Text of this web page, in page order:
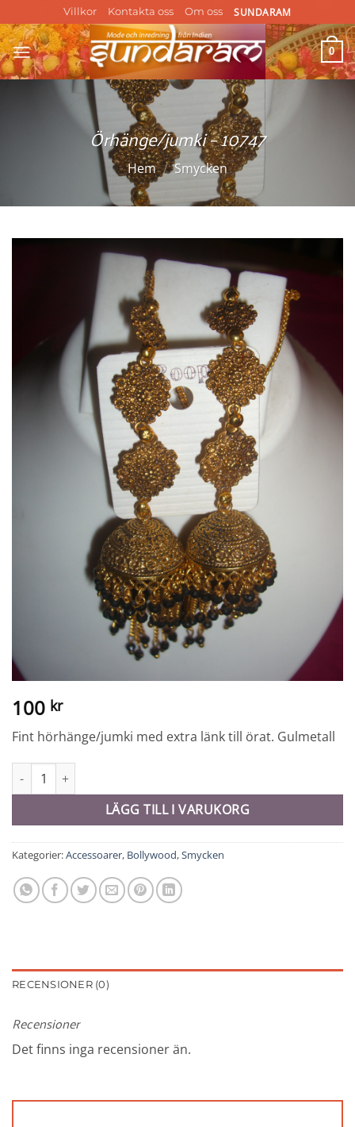
to
content
Villkor Kontakta oss Om oss SUNDARAM
0
Örhänge/jumki – 10747
Hem / Smycken
100 kr
Fint hörhänge/jumki med extra länk till örat. Gulmetall
Örhänge/jumki - 10747 mängd
LÄGG TILL I VARUKORG
Kategorier:Accessoarer, Bollywood,Smycken
RECENSIONER (0)
Recensioner
Det finns inga recensioner än.